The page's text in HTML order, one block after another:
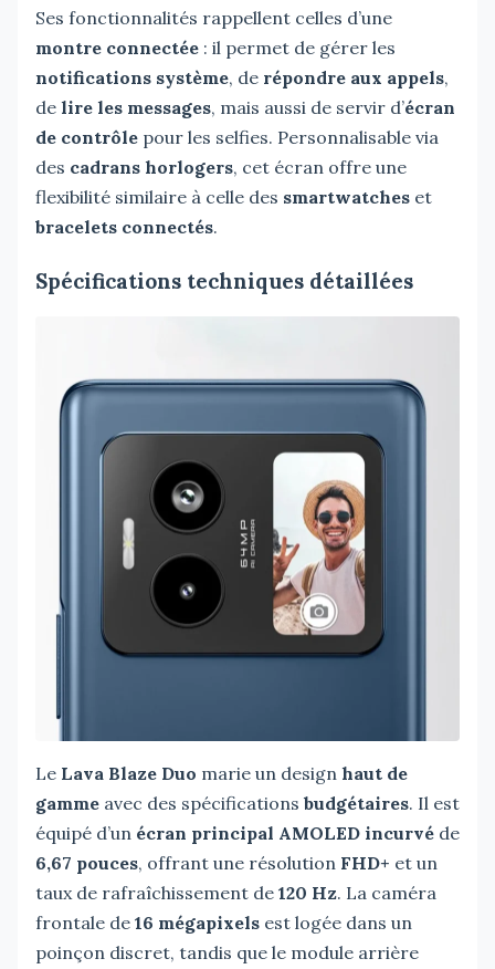
Ses fonctionnalités rappellent celles d’une
montre connectée : il permet de gérer les
notifications système, de répondre aux appels,
de lire les messages, mais aussi de servir d’écran
de contrôle pour les selfies. Personnalisable via
des cadrans horlogers, cet écran offre une
flexibilité similaire à celle des smartwatches et
bracelets connectés.
Spécifications techniques détaillées
Le Lava Blaze Duo marie un design haut de
gamme avec des spécifications budgétaires. Il est
équipé d’un écran principal AMOLED incurvé de
6,67 pouces, offrant une résolution FHD+ et un
taux de rafraîchissement de 120 Hz. La caméra
frontale de 16 mégapixels est logée dans un
poinçon discret, tandis que le module arrière